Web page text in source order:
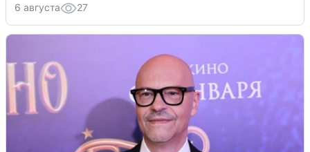
6 августа 27